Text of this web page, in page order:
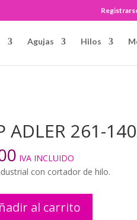
Agujas Hilos
ADLER 261-
IVA INCLUIDO
con cortador de hilo.
al carrito